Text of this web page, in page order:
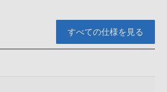
すべての仕様を見る